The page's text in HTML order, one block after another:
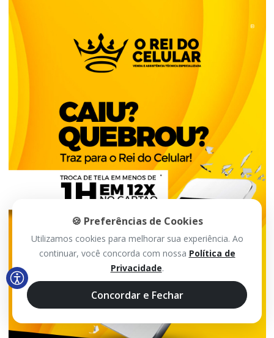
🍪 Preferências de Cookies
Utilizamos cookies para melhorar sua experiência. Ao
continuar, você concorda com nossa Política de
Privacidade.
Concordar e Fechar